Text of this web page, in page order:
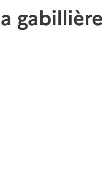
gabillière